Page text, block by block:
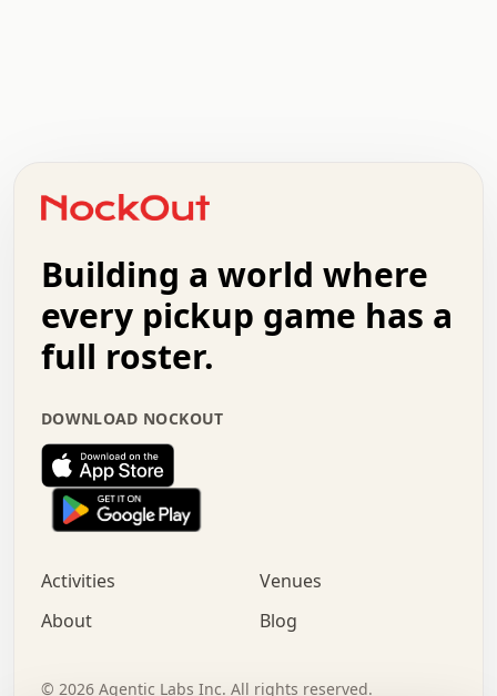
+   .   .   .   .   .   .   .   .   .   +   .   .
.   .   .   .   .   .   .   .   .   .   .   :   .
.   .   .   .   +   .   .   .   .   .   .   .   +
.   :   .   .   .   .   .   .   .   .   o   .   .
.   .   x   .   .   .   .   .   .   :   .   .   o
.   .   .   .   :   .   .   .   .   o   .   .   .
.   .   .   .   .   .   .   :   .   .   .   .   .
.   .   .   .   .   .   .   +   .   .   x   .   .
.   .   .   .   .   :   +   .   .   .   .   .   o
.   .   .   .   .   .   .   .   .   .   .   .   .
.   .   :   o   .   .   .   .   .   .   .   +   .
.   o   .   .   .   .   x   .   .   .   .   .   .
+   .   o   .   .   .   .   o   .   .   .   .
.   +   .   .   .   .   .   .   .   .   :   .   x
Building a world where
every pickup game has a
full roster.
DOWNLOAD NOCKOUT
Activities
Venues
About
Blog
© 2026 Agentic Labs Inc. All rights reserved.